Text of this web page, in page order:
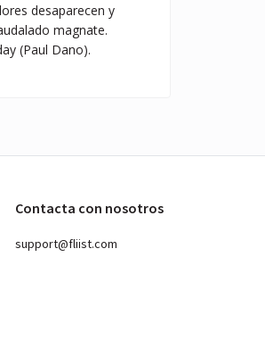
desaparecen y
magnate.
(Paul Dano).
Contacta con nosotros
support@fliist.com